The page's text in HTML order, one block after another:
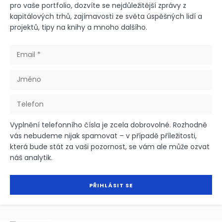
pro vaše portfolio, dozvíte se nejdůležitější zprávy z
kapitálových trhů, zajímavosti ze světa úspěšných lidí a
projektů, tipy na knihy a mnoho dalšího.
Vyplnění telefonního čísla je zcela dobrovolné. Rozhodně
vás nebudeme nijak spamovat – v případě příležitosti,
která bude stát za vaši pozornost, se vám ale může ozvat
náš analytik.